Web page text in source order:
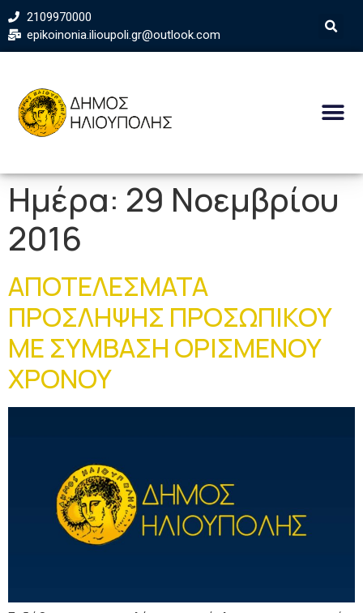
2109970000
epikoinonia.ilioupoli.gr@outlook.com
Ημέρα: 29 Νοεμβρίου
2016
ΑΠΟΤΕΛΕΣΜΑΤΑ
ΠΡΟΣΛΗΨΗΣ ΠΡΟΣΩΠΙΚΟΥ
ΜΕ ΣΥΜΒΑΣΗ ΟΡΙΣΜΕΝΟΥ
ΧΡΟΝΟΥ